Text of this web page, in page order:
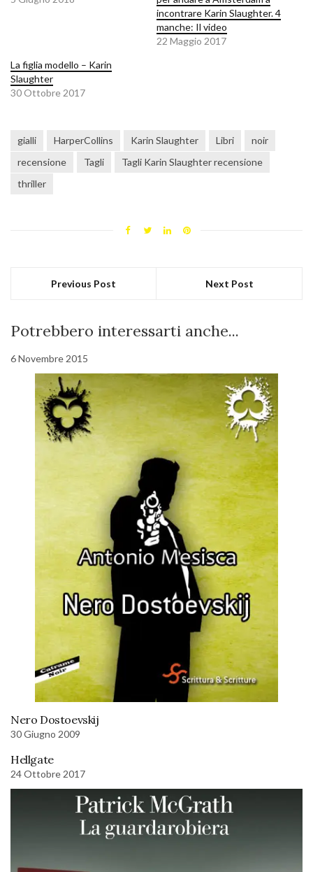
incontrare Karin Slaughter. 4
manche: Il video
22 Maggio 2017
La figlia modello – Karin
Slaughter
30 Ottobre 2017
gialli HarperCollins Karin Slaughter Libri
noir
recensione
Tagli
Tagli Karin Slaughter recensione
thriller
Previous Post Next Post
Potrebbero interessarti anche...
6 Novembre 2015
Nero Dostoevskij
30 Giugno 2009
Hellgate
24 Ottobre 2017